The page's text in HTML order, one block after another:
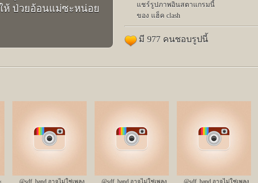
ห้ ป่วยอ้อนแม่ซะหน่อย
แชร์รูปภาพอินสตาแกรมนี้
ของ แฮ็ค clash
มี 977 คนชอบรูปนี้
@sdf_band อาจไม่ใช่เพลง @sdf_band อาจไม่ใช่เพลง @sdf_band อาจไม่ใช่เพลง